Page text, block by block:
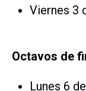
Viernes 3
Octavos de
Lunes 6